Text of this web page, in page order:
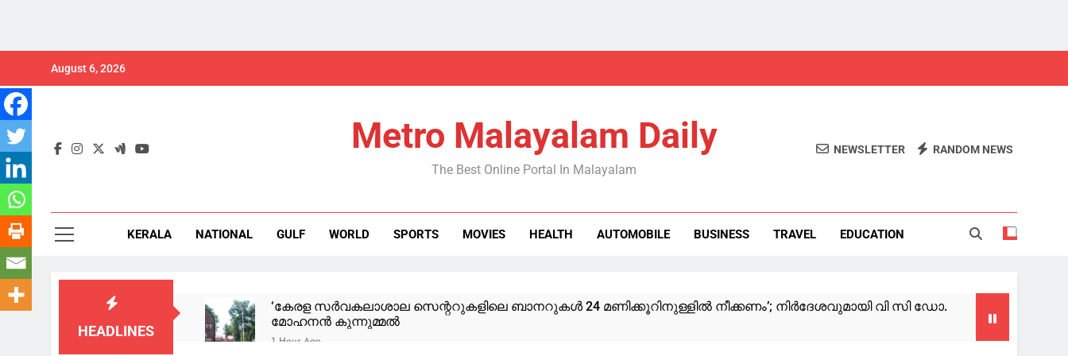
content
August 6, 2026
Metro Malayalam Daily
The Best Online Portal In Malayalam
NEWSLETTER RANDOM NEWS
KERALA NATIONAL GULF WORLD SPORTS MOVIES HEALTH AUTOMOBILE BUSINESS TRAVEL EDUCATION
HEADLINES
‘കേരള സര്‍വകലാശാല സെന്ററുകളിലെ ബാനറുകള്‍ 24 മണിക്കൂറിനുള്ളില്‍ നീക്കണം’; നിര്‍ദേശവുമായി വി സി ഡോ.
മോഹനന്‍ കുന്നുമ്മല്‍
1 Hour Ago